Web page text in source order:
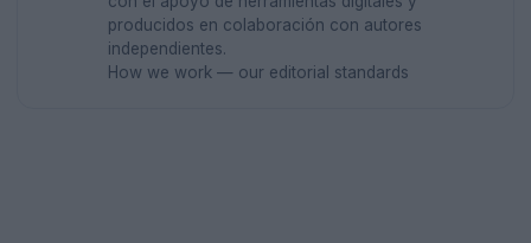
producidos en colaboración con autores
independientes.
How we work — our editorial standards